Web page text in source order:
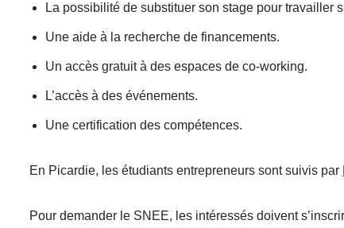
La possibilité de substituer son stage pour travailler
Une aide à la recherche de financements.
Un accès gratuit à des espaces de co-working.
L’accès à des événements.
Une certification des compétences.
En Picardie, les étudiants entrepreneurs sont suivis par
Pour demander le SNEE, les intéressés doivent